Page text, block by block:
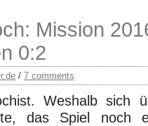
Mission
0:2
/ 7 comments
Weshalb sich
das Spiel noch